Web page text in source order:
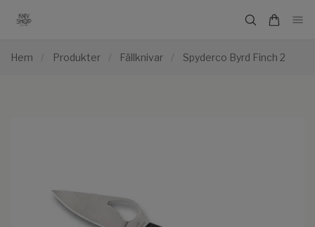
Hem / Produkter / Fällknivar / Spyderco Byrd Finch 2